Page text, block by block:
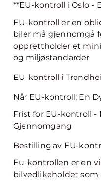
**EU-kontroll i Oslo -
EU-kontroll er en
biler må gjennomgå
opprettholder et
og miljøstandarder
EU-kontroll i
Når EU-kontroll: En
Frist for EU-kontroll -
Gjennomgang
Bestilling av EU-
Eu-kontrollen er en
bilvedlikeholdet som